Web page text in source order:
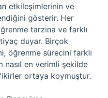
etkileşimlerinin ve
gösterir. Her
tarzına ve farklı
duyar. Birçok
öğrenme sürecini farklı
nasıl en verimli şekilde
ortaya koymuştur.